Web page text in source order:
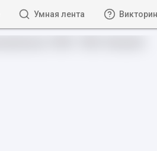
Умная лента